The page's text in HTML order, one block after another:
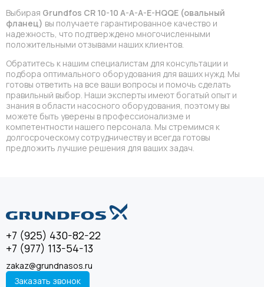
Выбирая Grundfos CR 10-10 A-A-A-E-HQQE (овальный
фланец) вы получаете гарантированное качество и
надежность, что подтверждено многочисленными
положительными отзывами наших клиентов.
Обратитесь к нашим специалистам для консультации и
подбора оптимального оборудования для ваших нужд. Мы
готовы ответить на все ваши вопросы и помочь сделать
правильный выбор. Наши эксперты имеют богатый опыт и
знания в области насосного оборудования, поэтому вы
можете быть уверены в профессионализме и
компетентности нашего персонала. Мы стремимся к
долгосроческому сотрудничеству и всегда готовы
предложить лучшие решения для ваших задач.
+7 (925) 430-82-22
+7 (977) 113-54-13
zakaz@grundnasos.ru
Заказать звонок